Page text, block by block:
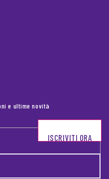
e ultime novità
ISCRIVITI ORA